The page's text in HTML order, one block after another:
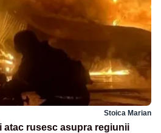
Stoica Marian
atac rusesc asupra regiunii